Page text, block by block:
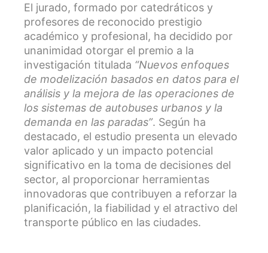
El jurado, formado por catedráticos y
profesores de reconocido prestigio
académico y profesional, ha decidido por
unanimidad otorgar el premio a la
investigación titulada “Nuevos enfoques
de modelización basados en datos para el
análisis y la mejora de las operaciones de
los sistemas de autobuses urbanos y la
demanda en las paradas”. Según ha
destacado, el estudio presenta un elevado
valor aplicado y un impacto potencial
significativo en la toma de decisiones del
sector, al proporcionar herramientas
innovadoras que contribuyen a reforzar la
planificación, la fiabilidad y el atractivo del
transporte público en las ciudades.